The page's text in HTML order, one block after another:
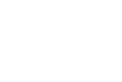
receita